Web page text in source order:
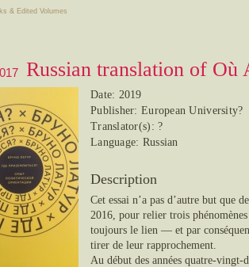
& Edited Volumes
Russian translation of Où
Date: 2019
Publisher: European University?
Translator(s): ?
Language: Russian
Description
Cet essai n’a pas d’autre but que
2016, pour relier trois
toujours le lien — et par
tirer de leur rapprochement.
Au début des années quatre-